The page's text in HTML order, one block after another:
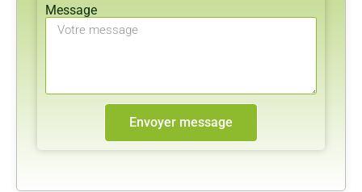
Message
Envoyer message